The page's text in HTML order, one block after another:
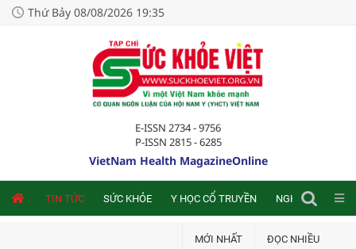
Thứ Bảy 08/08/2026 19:35
E-ISSN 2734 - 9756
P-ISSN 2815 - 6285
VietNam Health MagazineOnline
TIN TỨC SỨC KHỎE Y HỌC CỔ TRUYỀN NGHIÊN CỨU
MỚI NHẤT ĐỌC NHIỀU